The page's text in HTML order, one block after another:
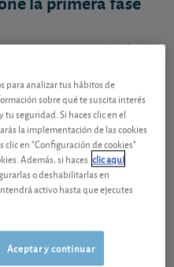
encajan otro año de
en entredicho.
a SOCIOS
con visión
euro trabaje
para analizar tus hábitos de
sobre qué te suscita interés
seguridad. Si haces clic en el
la implementación de las cookies
clic en "Configuración de cookies"
Además, si haces clic aquí
o deshabilitarlas en
activo hasta que ejecutes
Aceptar y continuar